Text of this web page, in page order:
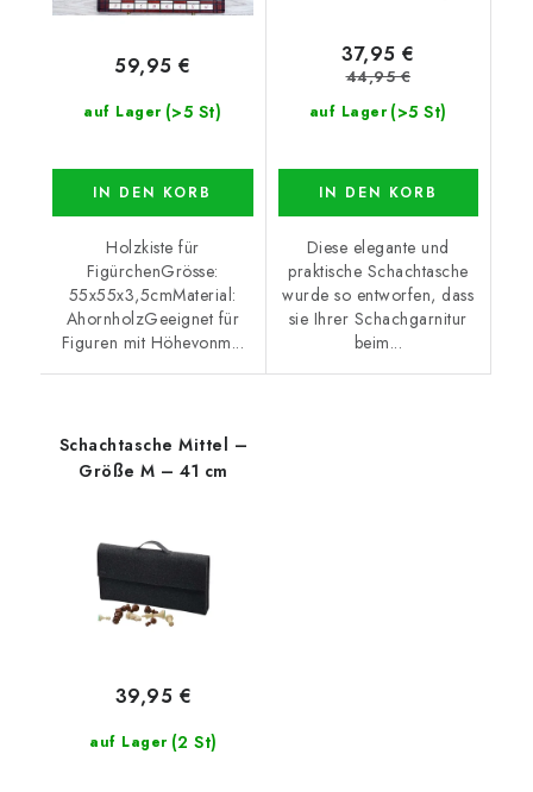
auf Lager (>5 St)
59,95 €
IN DEN KORB
Holzkiste für
FigürchenGrösse:
55x55x3,5cmMaterial:
AhornholzGeeignet für
Figuren mit Höhevonm...
auf Lager (>5 St)
37,95 €
44,95 €
IN DEN KORB
Diese elegante und
praktische Schachtasche
wurde so entworfen, dass
sie Ihrer Schachgarnitur
beim...
Schachtasche Mittel –
Größe M – 41 cm
auf Lager (2 St)
39,95 €